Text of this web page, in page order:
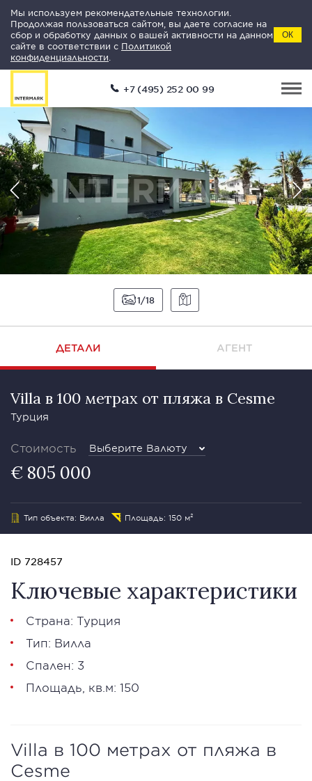
Мы используем рекомендательные технологии.
Продолжая пользоваться сайтом, вы даете согласие на
сбор и обработку данных о вашей активности на данном
сайте в соответствии с Политикой
конфиденциальности
ОК
+7 (495) 252 00 99
1 18
ДЕТАЛИ АГЕНТ
Villa в 100 метрах от пляжа в Cesme
Турция
Стоимость Выберите Валюту
€ 805 000
Тип объекта: Вилла Площадь: 150 м²
ID 728457
Ключевые характеристики
Страна: Турция
Тип: Вилла
Спален: 3
Площадь, кв.м: 150
Villa в 100 метрах от пляжа в
Cesme